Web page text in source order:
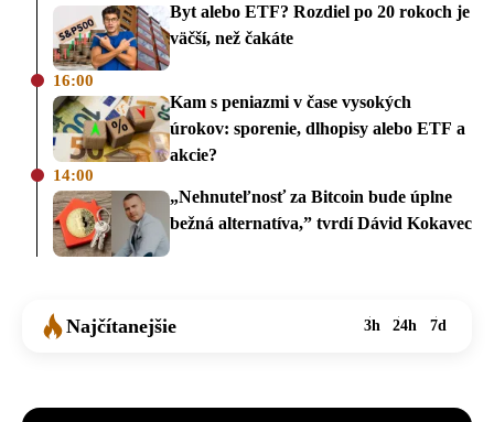
Byt alebo ETF? Rozdiel po 20 rokoch je
väčší, než čakáte
16:00
Kam s peniazmi v čase vysokých
úrokov: sporenie, dlhopisy alebo ETF a
akcie?
14:00
„Nehnuteľnosť za Bitcoin bude úplne
bežná alternatíva,” tvrdí Dávid Kokavec
Najčítanejšie 3h 24h 7d